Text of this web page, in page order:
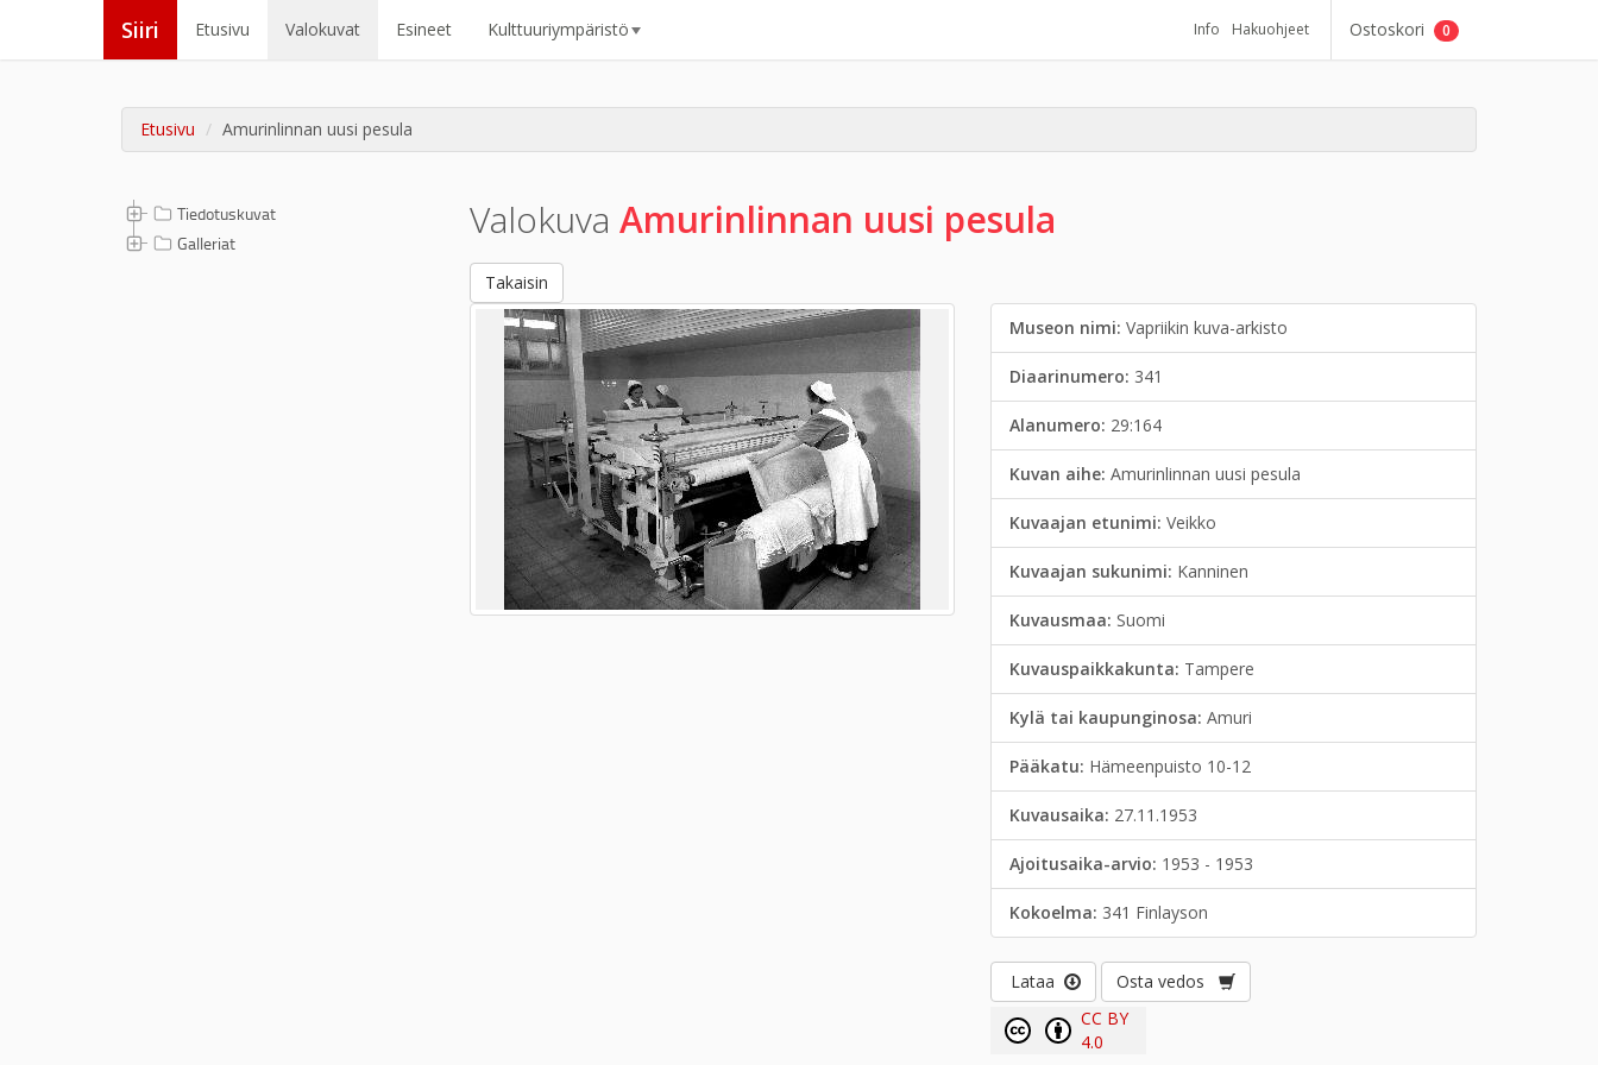
Siiri Etusivu Valokuvat Esineet Kulttuuriympäristö Info Hakuohjeet Ostoskori 0
Etusivu Amurinlinnan uusi pesula
Tiedotuskuvat
Galleriat
Valokuva Amurinlinnan uusi pesula
Takaisin
Museon nimi:Vapriikin kuva-arkisto
Diaarinumero: 341
Alanumero: 29:164
Kuvan aihe:Amurinlinnan uusi pesula
Kuvaajan etunimi:Veikko
Kuvaajan sukunimi: Kanninen
Kuvausmaa: Suomi
Kuvauspaikkakunta: Tampere
Kylä tai kaupunginosa:Amuri
Pääkatu: Hämeenpuisto 10-12
Kuvausaika: 27.11.1953
Ajoitusaika-arvio: 1953 - 1953
Kokoelma: 341 Finlayson
Lataa
Osta vedos
CC BY
4.0